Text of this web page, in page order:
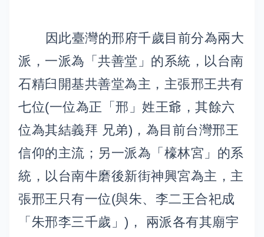
因此臺灣的邢府千歲目前分為兩大
派，一派為「共善堂」的系統，以台南
石精臼開基共善堂為主，主張邢王共有
七位(一位為正「邢」姓王爺，其餘六
位為其結義拜 兄弟)，為目前台灣邢王
信仰的主流；另一派為「檺林宮」的系
統，以台南牛磨後新街神興宮為主，主
張邢王只有一位(與朱、李二王合祀成
「朱邢李三千歲」)， 兩派各有其廟宇